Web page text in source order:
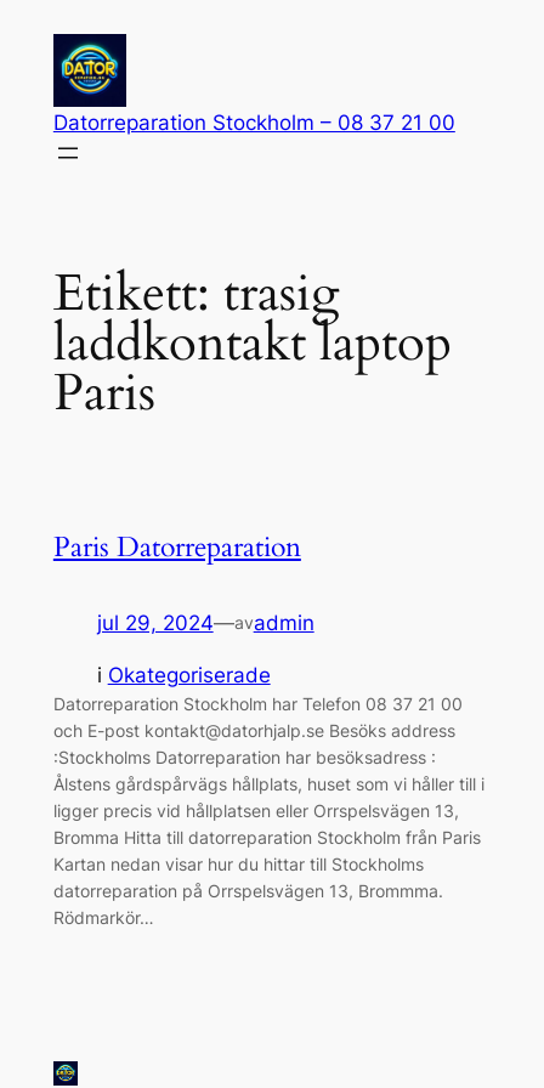
innehåll
Datorreparation Stockholm – 08 37 21 00
Etikett: trasig
laddkontakt laptop
Paris
Paris Datorreparation
jul 29, 2024—avadmin
i Okategoriserade
Datorreparation Stockholm har Telefon 08 37 21 00
och E-post kontakt@datorhjalp.se Besöks address
:Stockholms Datorreparation har besöksadress :
Ålstens gårdspårvägs hållplats, huset som vi håller till i
ligger precis vid hållplatsen eller Orrspelsvägen 13,
Bromma Hitta till datorreparation Stockholm från Paris
Kartan nedan visar hur du hittar till Stockholms
datorreparation på Orrspelsvägen 13, Brommma.
Rödmarkör…